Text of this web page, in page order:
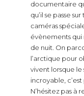
documentaire
qu’il se passe
caméras
évènements qui
de nuit. On
l’arctique pour
vivent lorsque le
incroyable,
N’hésitez pas à